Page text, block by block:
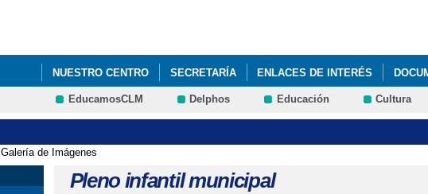
NUESTRO CENTRO SECRETARÍA ENLACES DE INTERÉS
EducamosCLM Delphos Educación Cultura
Galería de Imágenes
Pleno infantil municipal